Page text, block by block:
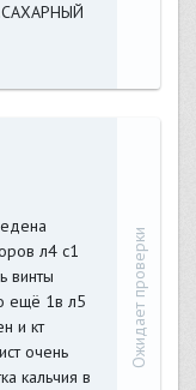
л4 с1
винты
ещё 1в л5
и кт
очень
кальчия в
Ожидает проверки